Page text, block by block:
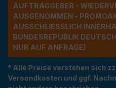
UFTRAGGEBER -
USGENOMMEN -
USSCHLIESSLICH INNERHALB
NDESREPUBLIK
R AUF ANFRAGE)
* Alle Preise verstehen sich
Versandkosten und ggf.